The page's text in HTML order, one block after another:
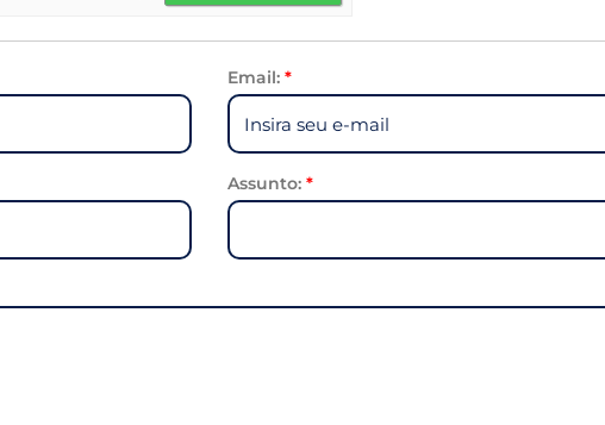
Email: *
Assunto: *